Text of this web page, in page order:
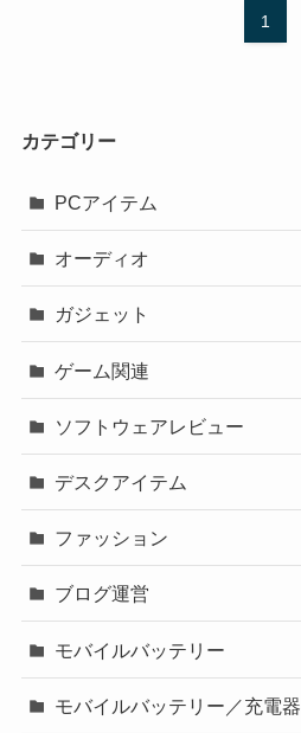
1
カテゴリー
PCアイテム
オーディオ
ガジェット
ゲーム関連
ソフトウェアレビュー
デスクアイテム
ファッション
ブログ運営
モバイルバッテリー
モバイルバッテリー／充電器